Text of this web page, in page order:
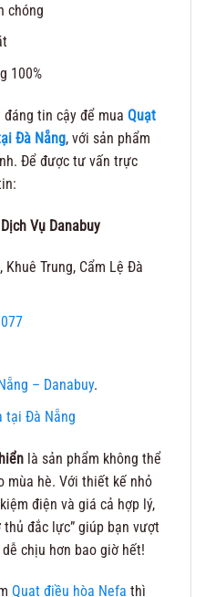
chóng
100%
tin cậy để mua Quạt
Đà Nẵng, với sản phẩm
Để được tư vấn trực
Vụ Danabuy
Trung, Cẩm Lệ Đà
– Danabuy.
tại Đà Nẵng
là sản phẩm không thể
mùa hè. Với thiết kế nhỏ
điện và giá cả hợp lý,
đắc lực” giúp bạn vượt
chịu hơn bao giờ hết!
Quạt điều hòa Nefa thì